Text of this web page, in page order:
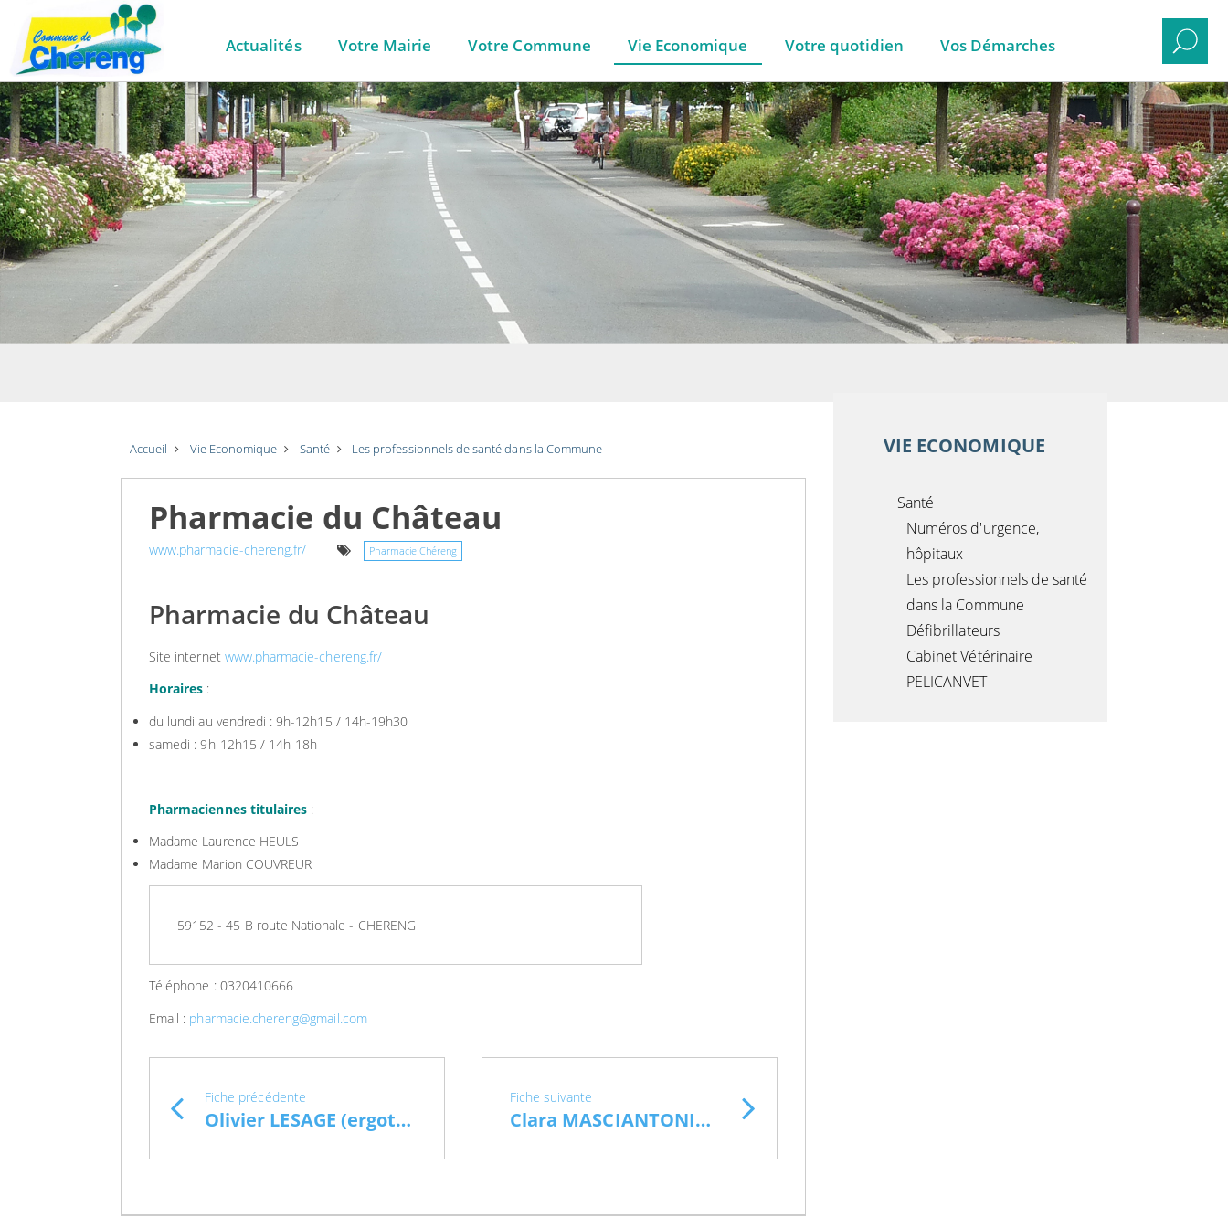
Actualités Votre Mairie Votre Commune Vie Economique Votre quotidien Vos Démarches
Accueil Vie Economique Santé Les professionnels de santé dans la Commune
Pharmacie du Château
www.pharmacie-chereng.fr/ Pharmacie Chéreng
Pharmacie du Château
Site internet www.pharmacie-chereng.fr/
Horaires :
du lundi au vendredi : 9h-12h15 / 14h-19h30
samedi : 9h-12h15 / 14h-18h
Pharmaciennes titulaires :
Madame Laurence HEULS
Madame Marion COUVREUR
59152 - 45 B route Nationale - CHERENG
Téléphone : 0320410666
Email : pharmacie.chereng@gmail.com
Fiche précédente
Olivier LESAGE (ergothérapeute)
Fiche suivante
Clara MASCIANTONIO (art-thérapeute)
VIE ECONOMIQUE
Santé
Numéros d'urgence,
hôpitaux
Les professionnels de santé
dans la Commune
Défibrillateurs
Cabinet Vétérinaire
PELICANVET